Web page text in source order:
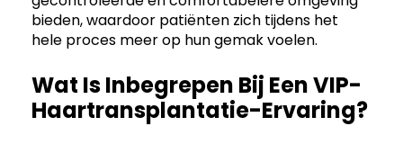
bieden, waardoor patiënten zich tijdens het
hele proces meer op hun gemak voelen.
Wat Is Inbegrepen Bij Een VIP-
Haartransplantatie-Ervaring?